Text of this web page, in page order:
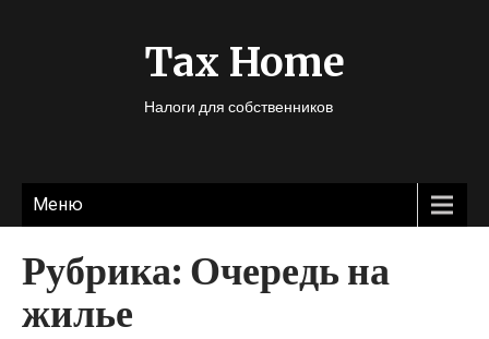
Tax Home
Налоги для собственников
Меню
Рубрика: Очередь на
жилье